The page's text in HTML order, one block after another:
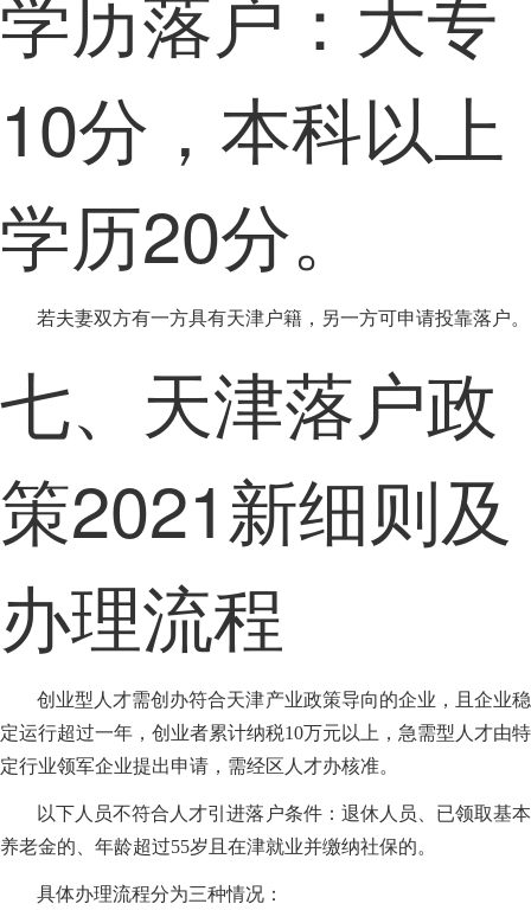
10分，本科以上
学历20分。
若夫妻双方有一方具有天津户籍，另一方可申请投靠落户。
七、天津落户政
策2021新细则及
办理流程
创业型人才需创办符合天津产业政策导向的企业，且企业稳
定运行超过一年，创业者累计纳税10万元以上，急需型人才由特
定行业领军企业提出申请，需经区人才办核准。
以下人员不符合人才引进落户条件：退休人员、已领取基本
养老金的、年龄超过55岁且在津就业并缴纳社保的。
具体办理流程分为三种情况：